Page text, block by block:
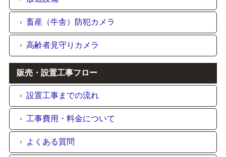
畜産（牛舎）防犯カメラ
高齢者見守りカメラ
販売・設置工事フロー
設置工事までの流れ
工事費用・料金について
よくある質問